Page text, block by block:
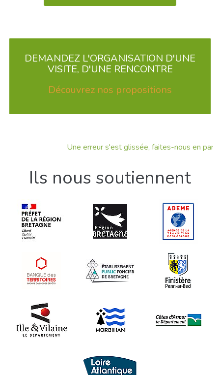
DEMANDEZ L'ORGANISATION D'UNE
VISITE, D'UNE RENCONTRE
Découvrez nos propositions
Une erreur s'est glissée, faites-nous en part !
Ils nous soutiennent